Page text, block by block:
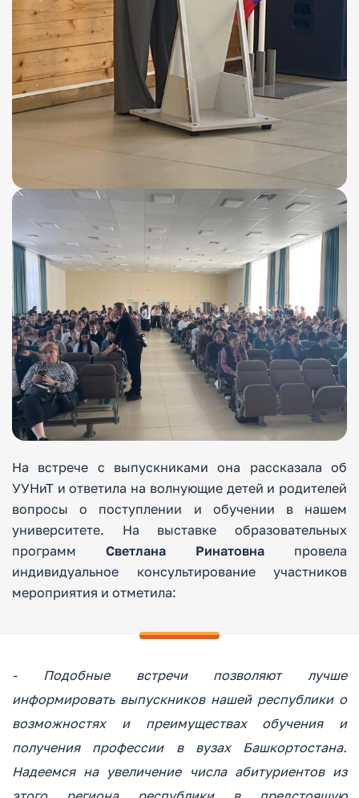
На встрече с выпускниками она рассказала об
УУНиТ и ответила на волнующие детей и родителей
вопросы о поступлении и обучении в нашем
университете. На выставке образовательных
программ Светлана Ринатовна провела
индивидуальное консультирование участников
мероприятия и отметила:
- Подобные встречи позволяют лучше
информировать выпускников нашей республики о
возможностях и преимуществах обучения и
получения профессии в вузах Башкортостана.
Надеемся на увеличение числа абитуриентов из